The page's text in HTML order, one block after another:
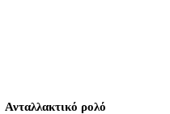
Ανταλλακτικό ρολό